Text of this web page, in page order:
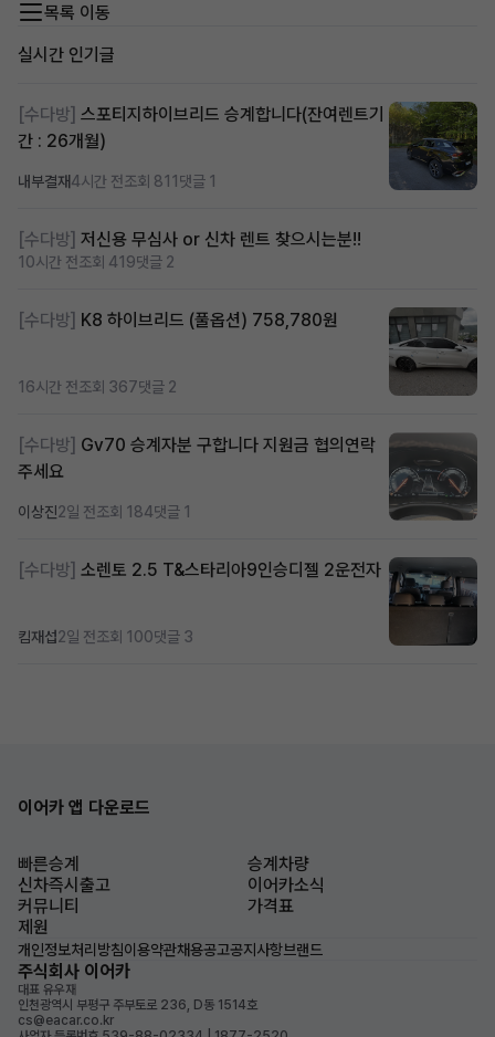
목록 이동
실시간 인기글
[수다방] 스포티지하이브리드 승계합니다(잔여렌트기
간 : 26개월)
내부결재4시간 전조회 811 댓글 1
[수다방] 저신용 무심사 or 신차 렌트 찾으시는분!!
10시간 전조회 419댓글 2
[수다방] K8 하이브리드 (풀옵션) 758,780원
16시간 전조회 367댓글 2
[수다방] Gv70 승계자분 구합니다 지원금 협의연락
주세요
이상진2일 전조회 184댓글 1
[수다방] 소렌토 2.5 T&스타리아9인승디젤 2운전자
킴재섭2일 전조회 100댓글 3
이어카 앱 다운로드
빠른승계
승계차량
신차즉시출고
이어카소식
커뮤니티
가격표
제원
개인정보처리방침이용약관채용공고공지사항브랜드
주식회사 이어카
대표 유우재
인천광역시 부평구 주부토로 236, D동 1514호
cs@eacar.co.kr